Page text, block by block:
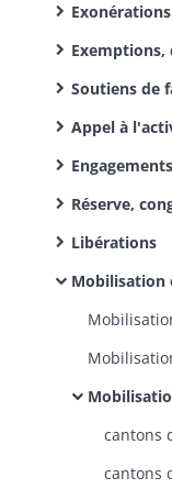
Exonérations
Exemptions,
Soutiens de
Appel à
Réserve,
Libérations
Mobilisation
Mobilisation des hommes de 25 à 35
cantons
cantons